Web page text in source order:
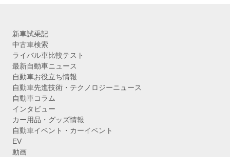
新車試乗記
中古車検索
ライバル車比較テスト
最新自動車ニュース
自動車お役立ち情報
自動車先進技術・テクノロジーニュース
自動車コラム
インタビュー
カー用品・グッズ情報
自動車イベント・カーイベント
EV
動画